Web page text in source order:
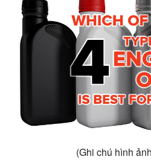
(Ghi chú hình